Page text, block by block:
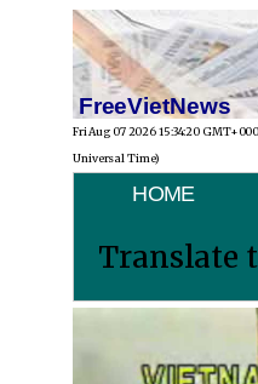
FreeVietNews
Fri Aug 07 2026 15:34:20
Universal Time)
HOME
Translate